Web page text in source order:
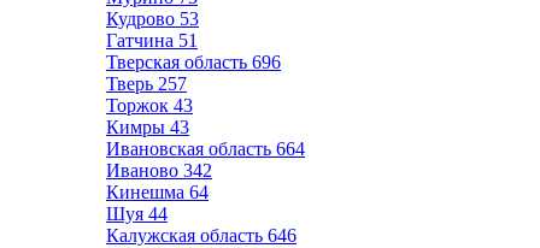
Кудрово 53
Гатчина 51
Тверская область 696
Тверь 257
Торжок 43
Кимры 43
Ивановская область 664
Иваново 342
Кинешма 64
Шуя 44
Калужская область 646